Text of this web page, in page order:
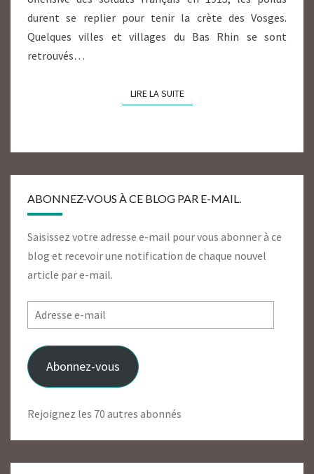
durent se replier pour tenir la crète des Vosges.
Quelques villes et villages du Bas Rhin se sont
retrouvés…
LIRE LA SUITELIRE LA SUITE
ABONNEZ-VOUS À CE BLOG PAR E-MAIL.
Saisissez votre adresse e-mail pour vous abonner à ce
blog et recevoir une notification de chaque nouvel
article par e-mail.
Adresse
e-
mail
Abonnez-vous
Rejoignez les 70 autres abonnés